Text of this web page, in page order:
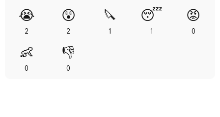
😭
2
😲
2
🔪
1
😴
1
😡
0
👶
0
👎
0